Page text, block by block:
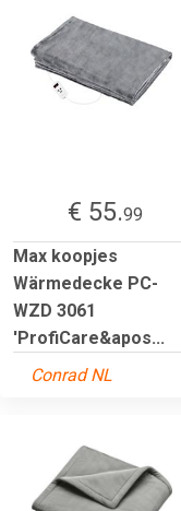
€ 55.99
Max koopjes
Wärmedecke PC-
WZD 3061
'ProfiCare&apos...
Conrad NL